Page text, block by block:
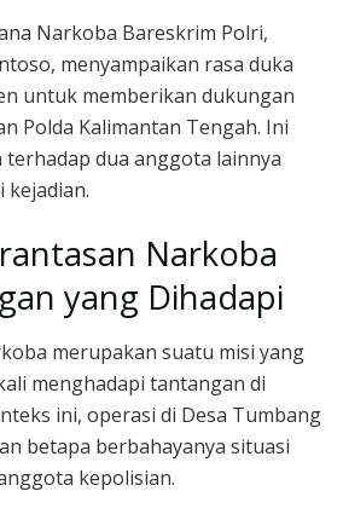
Narkoba Bareskrim Polri,
menyampaikan rasa duka
untuk memberikan dukungan
Polda Kalimantan Tengah. Ini
dua anggota lainnya
kejadian.
Narkoba
yang Dihadapi
merupakan suatu misi yang
menghadapi tantangan di
ini, operasi di Desa Tumbang
betapa berbahayanya situasi
kepolisian.